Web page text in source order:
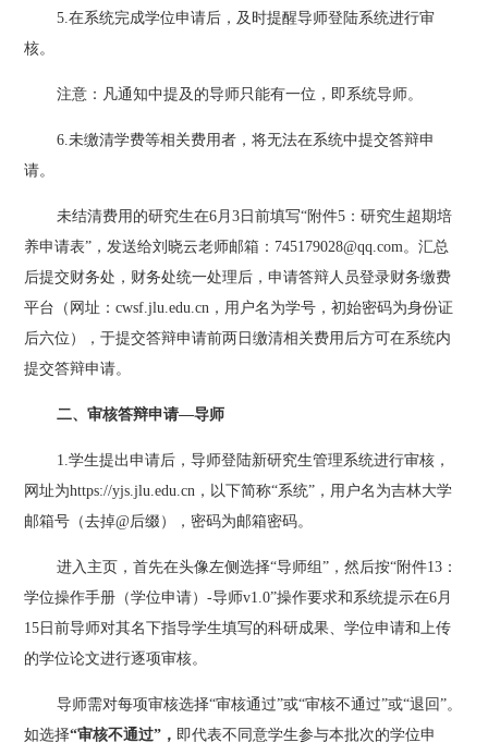
5.在系统完成学位申请后，及时提醒导师登陆系统进行审
核。
注意 ：凡通知中提及的导师只能有一位，即系统导师。
6 .未缴清学费等相关费用者，将无法在系统中提交答辩申
请。
未结清费用的研究生在6月3日前填写“附件5：研究生超期培
养申请表”，发送给刘晓云老师邮箱： 745179028@qq.com 。汇总
后提交财务处， 财务处统一处理后，申请答辩人员登录财务缴费
平台（网址：cwsf.jlu.edu.cn，用户名为学号，初始密码为身份证
后六位），于提交答辩申请前两 日缴清相关费用后方可在系统内
提交答辩申请。
二、审核答辩申请—导师
1.学生提出申请后，导师登陆新研究生管理系统进行审核，
网址为https://yjs.jlu.edu.cn，以下简称“系统”，用户名为吉林大学
邮箱号（去掉@后缀），密码为邮箱密码。
进入主页，首先在头像左侧选择“导师组”，然后按“附件13：
学位操作手册（学位申请）-导师v1.0”操作要求和系统提示在6 月
15 日前导师对其名下指导学生填写的科研成果、学位申请和上传
的学位论文进行逐项审核。
导师需对每项审核选择“审核通过”或“审核不通过”或“退回”。
如选择“审核不通过”， 即代表不同意学生参与本批次的学位申